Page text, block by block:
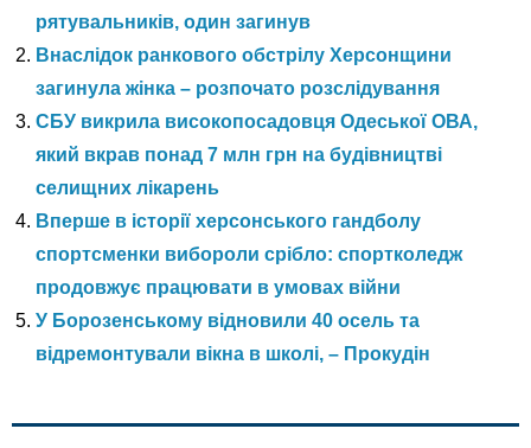
рятувальників, один загинув
Внаслідок ранкового обстрілу Херсонщини
загинула жінка – розпочато розслідування
СБУ викрила високопосадовця Одеської ОВА,
який вкрав понад 7 млн грн на будівництві
селищних лікарень
Вперше в історії херсонського гандболу
спортсменки вибороли срібло: спортколедж
продовжує працювати в умовах війни
У Борозенському відновили 40 осель та
відремонтували вікна в школі, – Прокудін